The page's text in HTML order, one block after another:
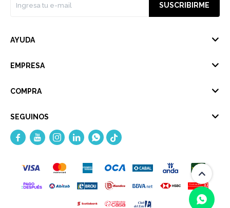
SUSCRIBIRME
AYUDA
EMPRESA
COMPRA
SEGUINOS
    